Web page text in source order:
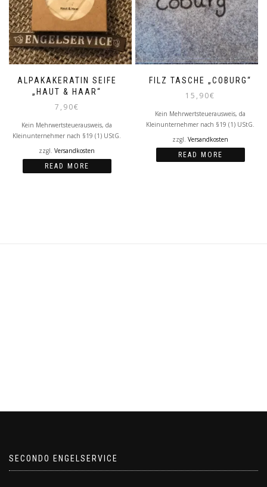
ALPAKAKERATIN SEIFE
„HAUT & HAAR“
7,90€
Kein Mehrwertsteuerausweis, da
Kleinunternehmer nach §19 (1) UStG.
zzgl. Versandkosten
READ MORE
FILZ TASCHE „COBURG“
15,90€
Kein Mehrwertsteuerausweis, da
Kleinunternehmer nach §19 (1) UStG.
zzgl. Versandkosten
READ MORE
SECONDO ENGELSERVICE